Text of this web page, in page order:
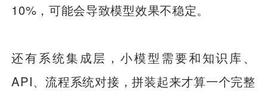
10%，可能会导致模型效果不稳定。
还有系统集成层，小模型需要和知识库、
API、流程系统对接，拼装起来才算一个完整